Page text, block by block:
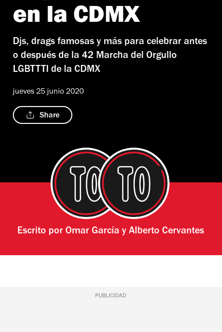
en la CDMX
Djs, drags famosas y más para celebrar antes
o después de la 42 Marcha del Orgullo
LGBTTTI de la CDMX
jueves 25 junio 2020
Share
Escrito porOmar García yAlberto Cervantes
PUBLICIDAD